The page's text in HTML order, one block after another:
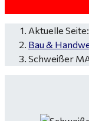
Aktuelle Seite:
Bau &
Schweißer